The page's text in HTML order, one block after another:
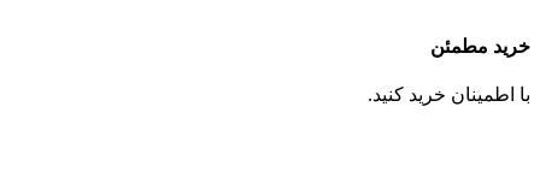
خرید مطمئن
با اطمینان خرید کنید.